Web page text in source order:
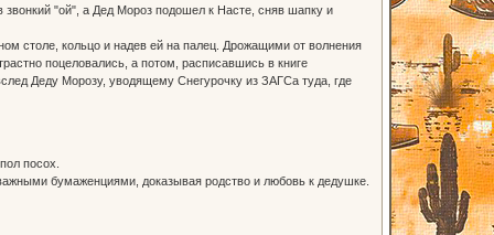
звонкий "ой", а Дед Мороз подошел к Насте, сняв шапку и
столе, кольцо и надев ей на палец. Дрожащими от волнения
поцеловались, а потом, расписавшись в книге
Деду Морозу, уводящему Снегурочку из ЗАГСа туда, где
посох.
бумаженциями, доказывая родство и любовь к дедушке.